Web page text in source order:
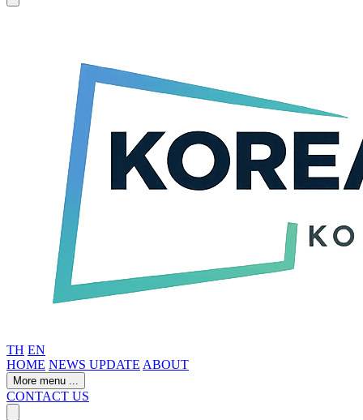
TH EN
HOME NEWS UPDATE ABOUT
More menu ...
CONTACT US